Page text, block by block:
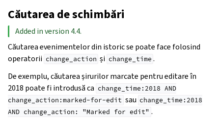
Căutarea de schimbări
Added in version 4.4.
Căutarea evenimentelor din istoric se poate face folosind
operatorii change_action și change_time .
De exemplu, căutarea șirurilor marcate pentru editare în
2018 poate fi introdusă ca change_time:2018 AND
change_action:marked-for-edit sau change_time:2018
AND change_action: "Marked for edit" .